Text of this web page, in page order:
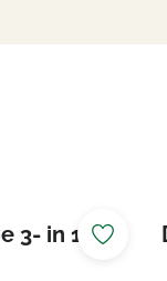
3- in 1